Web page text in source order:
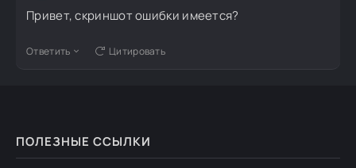
Привет, скриншот ошибки имеется?
Ответить Цитировать
ПОЛЕЗНЫЕ ССЫЛКИ